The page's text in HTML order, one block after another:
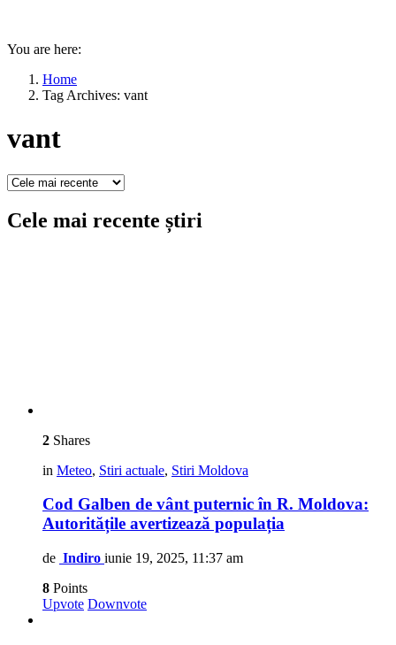
You are here:
Home
Tag Archives: vant
vant
Cele mai recente știri
2 Shares
in Meteo, Stiri actuale, Stiri Moldova
Cod Galben de vânt puternic în R. Moldova:
Autoritățile avertizează populația
de Indiro iunie 19, 2025, 11:37 am
8 Points
Upvote Downvote